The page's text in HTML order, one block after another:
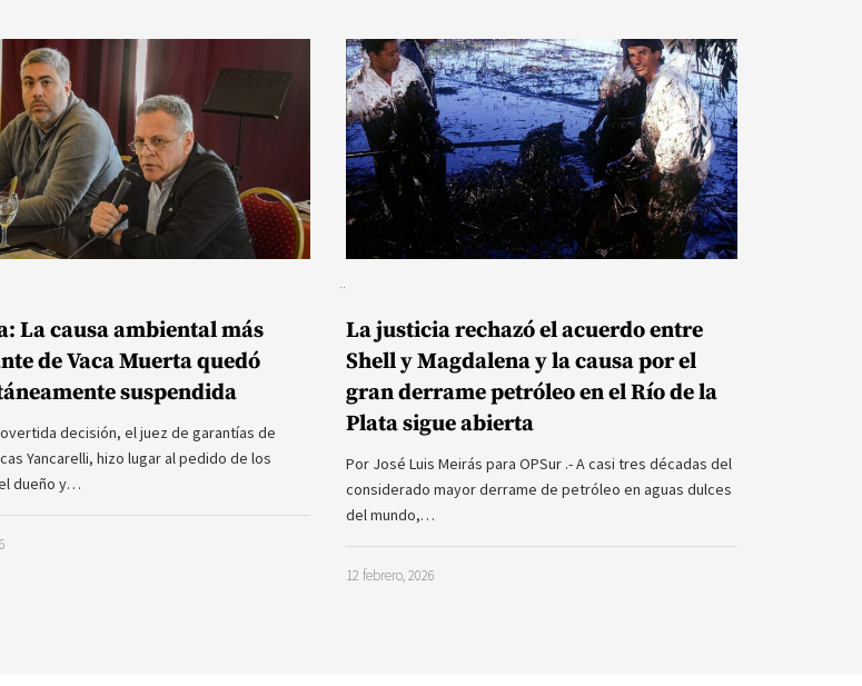
La causa ambiental más
de Vaca Muerta quedó
suspendida
decisión, el juez de garantías de
Yancarelli, hizo lugar al pedido de los
dueño y…
La justicia rechazó el acuerdo entre
Shell y Magdalena y la causa por el
gran derrame petróleo en el Río de la
Plata sigue abierta
Por José Luis Meirás para OPSur .- A casi tres décadas del
considerado mayor derrame de petróleo en aguas dulces
del mundo,…
12 febrero, 2026